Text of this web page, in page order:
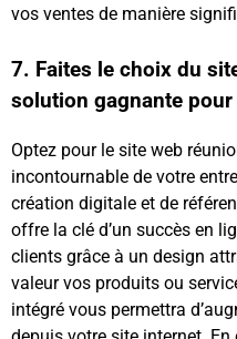
vos ventes de manière
7. Faites le choix du
solution gagnante
Optez pour le site web
incontournable de votre
création digitale et de
offre la clé d’un succès en
clients grâce à un design
valeur vos produits ou
intégré vous permettra